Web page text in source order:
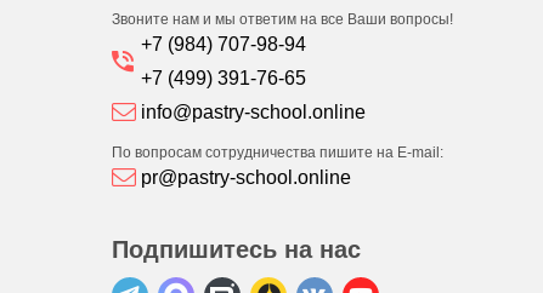
Звоните нам и мы ответим на все Ваши вопросы!
+7 (984) 707-98-94
+7 (499) 391-76-65
info@pastry-school.online
По вопросам сотрудничества пишите на E-mail:
pr@pastry-school.online
Подпишитесь на нас